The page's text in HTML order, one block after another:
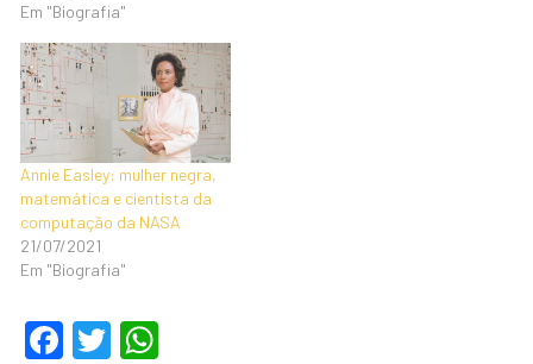
primeira professora mulher
aula na Universidade do
Texas, em Austin. Cursou
Enengenharia Elétrica na
Universidade de Vassar e
se especializou em…
Em "Biografia"
Annie Easley: mulher negra,
matemática e cientista da
computação da NASA
21/07/2021
Em "Biografia"
F
T